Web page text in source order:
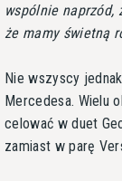
wspólnie naprzód,
że mamy świetną
Nie wszyscy
Mercedesa. Wielu
celować w duet
zamiast w parę